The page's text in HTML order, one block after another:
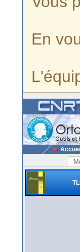
En
Accueil